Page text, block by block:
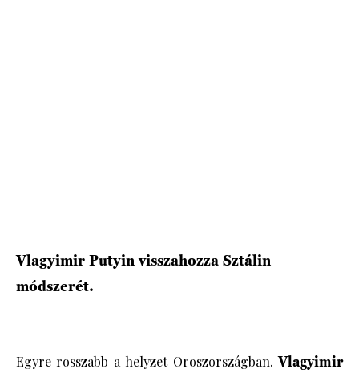
Vlagyimir Putyin visszahozza Sztálin
módszerét.
Egyre rosszabb a helyzet Oroszországban.Vlagyimir